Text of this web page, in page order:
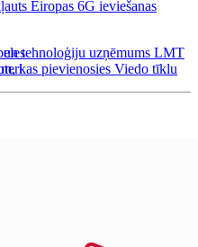
Eiropas 6G ieviešanas
tehnoloģiju uzņēmums LMT
kas pievienosies Viedo tīklu